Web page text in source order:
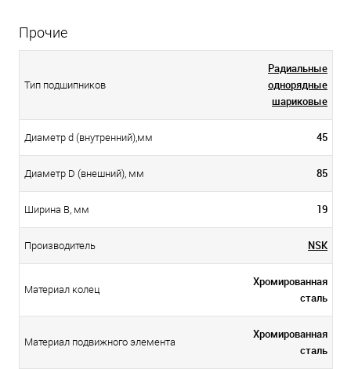
Прочие
Тип подшипников
Радиальные
однорядные
шариковые
Диаметр d (внутренний),мм 45
Диаметр D (внешний), мм 85
Ширина B, мм 19
Производитель NSK
Материал колец
Хромированная
сталь
Материал подвижного элемента
Хромированная
сталь